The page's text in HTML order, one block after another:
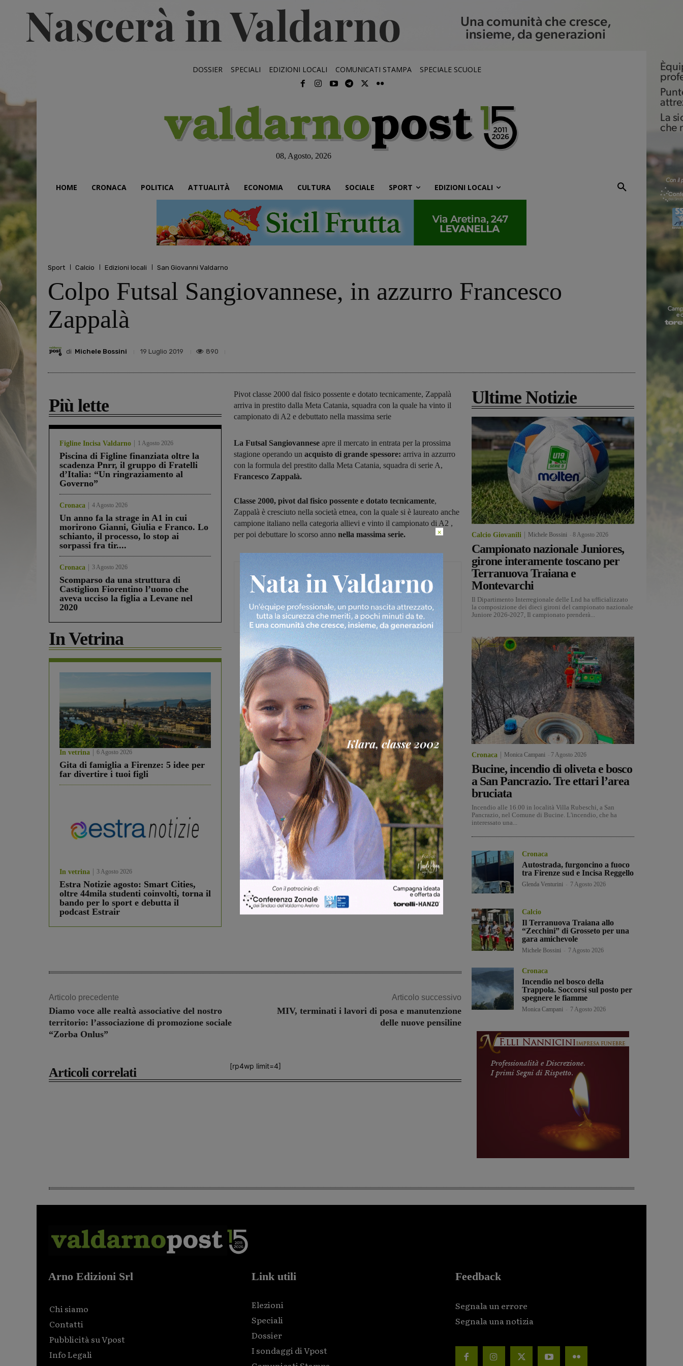
DOSSIER SPECIALI EDIZIONI LOCALI COMUNICATI STAMPA SPECIALE SCUOLE
08, Agosto, 2026
HOME CRONACA POLITICA ATTUALITÀ ECONOMIA CULTURA SOCIALE SPORT EDIZIONI LOCALI
Sport Calcio Edizioni locali San Giovanni Valdarno
Colpo Futsal Sangiovannese, in azzurro Francesco
Zappalà
di Michele Bossini 19 Luglio 2019 890
Più lette
Figline Incisa Valdarno 1 Agosto 2026
Piscina di Figline finanziata oltre la
scadenza Pnrr, il gruppo di Fratelli
d’Italia: “Un ringraziamento al
Governo”
Cronaca 4 Agosto 2026
Un anno fa la strage in A1 in cui
morirono Gianni, Giulia e Franco. Lo
schianto, il processo, lo stop ai
sorpassi fra tir....
Cronaca 3 Agosto 2026
Scomparso da una struttura di
Castiglion Fiorentino l’uomo che
aveva ucciso la figlia a Levane nel
2020
In Vetrina
In vetrina 6 Agosto 2026
Gita di famiglia a Firenze: 5 idee per
far divertire i tuoi figli
In vetrina 3 Agosto 2026
Estra Notizie agosto: Smart Cities,
oltre 44mila studenti coinvolti, torna il
bando per lo sport e debutta il
podcast Estrair
Pivot classe 2000 dal fisico possente e dotato tecnicamente, Zappalà
arriva in prestito dalla Meta Catania, squadra con la quale ha vinto il
campionato di A2 e debuttato nella massima serie
La Futsal Sangiovannese apre il mercato in entrata per la prossima
stagione operando un acquisto di grande spessore: arriva in azzurro
con la formula del prestito dalla Meta Catania, squadra di serie A,
Francesco Zappalà.
Classe 2000, pivot dal fisico possente e dotato tecnicamente,
Zappalà è cresciuto nella società etnea, con la quale si è laureato anche
campione italiano nella categoria allievi e vinto il campionato di A2 ,
per poi debuttare lo scorso anno nella massima serie.
Michele Bossini
Share
Articolo precedente
Diamo voce alle realtà associative del nostro
territorio: l’associazione di promozione sociale
“Zorba Onlus”
Articolo successivo
MIV, terminati i lavori di posa e manutenzione
delle nuove pensiline
[rp4wp limit=4]
Articoli correlati
Ultime Notizie
Calcio Giovanili Michele Bossini 8 Agosto 2026
Campionato nazionale Juniores,
girone interamente toscano per
Terranuova Traiana e
Montevarchi
Il Dipartimento Interregionale delle Lnd ha ufficializzato
la composizione dei dieci gironi del campionato nazionale
Juniore 2026-2027, Il campionato prenderà...
Cronaca Monica Campani 7 Agosto 2026
Bucine, incendio di oliveta e bosco
a San Pancrazio. Tre ettari l’area
bruciata
Incendio alle 16.00 in località Villa Rubeschi, a San
Pancrazio, nel Comune di Bucine. L'incendio, che ha
interessato una...
Cronaca
Autostrada, furgoncino a fuoco
tra Firenze sud e Incisa Reggello
Glenda Venturini 7 Agosto 2026
Calcio
Il Terranuova Traiana allo
“Zecchini” di Grosseto per una
gara amichevole
Michele Bossini 7 Agosto 2026
Cronaca
Incendio nel bosco della
Trappola. Soccorsi sul posto per
spegnere le fiamme
Monica Campani 7 Agosto 2026
Arno Edizioni Srl
Chi siamo
Contatti
Pubblicità su Vpost
Info Legali
Link utili
Elezioni
Speciali
Dossier
I sondaggi di Vpost
Feedback
Segnala un errore
Segnala una notizia
×